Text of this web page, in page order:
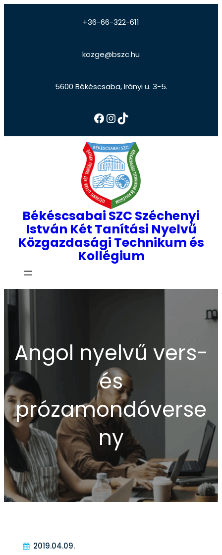
+36-66-322-611
kozge@bszc.hu
5600 Békéscsaba, Irányi u. 3-5.
Békéscsabai SZC Széchenyi
István Két Tanítási Nyelvű
Közgazdasági Technikum és
Kollégium
Angol nyelvű vers-
és
prózamondóverse
ny
2019.04.09.